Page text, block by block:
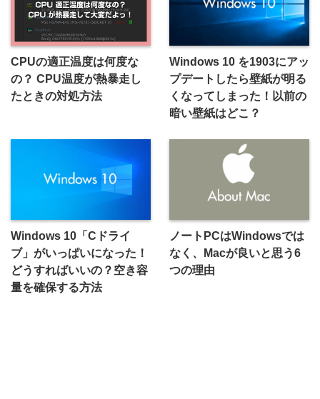
CPUの適正温度は何度な
の？ CPU温度が熱暴走し
たときの対処方法
Windows 10 を1903にアッ
プデートしたら壁紙が明る
くなってしまった！以前の
暗い壁紙はどこ？
Windows 10「Cドライ
ブ」がいっぱいになった！
どうすればいいの？空き容
量を確保する方法
ノートPCはWindowsでは
なく、Macが良いと思う6
つの理由